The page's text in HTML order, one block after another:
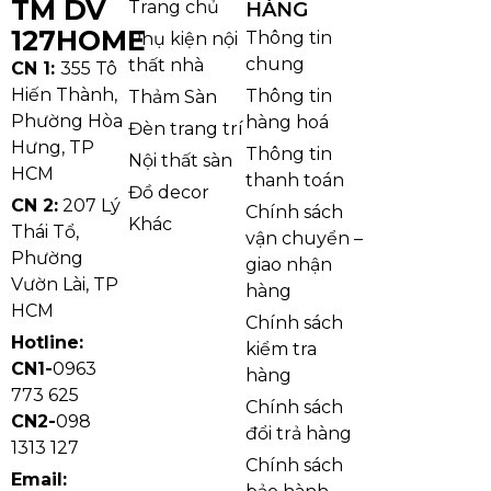
Ảnh thật Đèn Quạt Ốp Trần OTQ03
Chất liệu mica giúp sản phẩm có bề mặt sáng, nhẹ và
hỗ trợ tán sáng tốt. Khi kết hợp với LED 3 chế độ, ánh
sáng từ đèn trở nên mềm hơn, dễ chịu hơn và phù
hợp cho nhiều hoạt động như nghỉ ngơi, sinh hoạt
hoặc tiếp khách nhẹ. Tính năng dimmer giúp người
dùng chủ động điều chỉnh độ sáng theo nhu cầu
TM DV
127HOME
CN 1: 355 Tô
Hiến Thành,
Phường Hòa
Hưng, TP
HCM
CN 2: 207 Lý
Thái Tổ,
Phường
Vườn Lài, TP
HCM
Hotline:
CN1-0963
773 625
CN2-098
1313 127
Email:
Trang chủ
Phụ kiện nội
thất nhà
Thảm Sàn
Đèn trang trí
Nội thất sàn
Đồ decor
Khác
HÀNG
Thông tin
chung
Thông tin
hàng hoá
Thông tin
thanh toán
Chính sách
vận chuyển –
giao nhận
hàng
Chính sách
kiểm tra
hàng
Chính sách
đổi trả hàng
Chính sách